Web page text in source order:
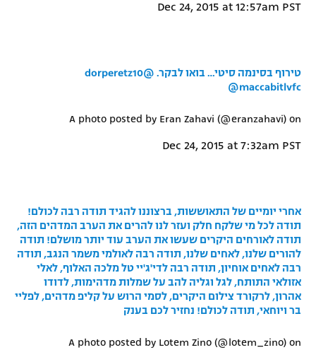
Dec 24, 2015 at 12:57am PST
טירוף בסינמה סיטי… בואו לבקר. @dorperetz10
@maccabitlvfc
A photo posted by Eran Zahavi (@eranzahavi) on
Dec 24, 2015 at 7:32am PST
אחרי יומיים של התאוששות, ברצוננו להגיד תודה רבה לכולם!
תודה לכל מי שלקח חלק ועזר לנו להרים את הערב המדהים הזה,
תודה לאורחים היקרים שעשו את הערב עוד יותר מושלם! תודה
להורים שלנו, לאחים שלנו, תודה רבה לאולמי משמר הנגב, תודה
רבה לאחים אוחיון, תודה רבה לדי'ג'יי טל מלכה האלוף, לאלי
אזולאי התותח, לגל וגליה להב על שמלות מדהימות, לדודו
אהרון, לרקורד צילום היקרים, לסמי הרוש על קליפ מדהים, לפליי
בר ויוחאי, תודה לכולם! נחזיר לכם בענק
A photo posted by Lotem Zino (@lotem_zino) on